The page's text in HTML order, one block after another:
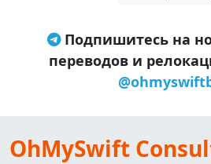
Подпишитесь на
переводов и
OhMySwift